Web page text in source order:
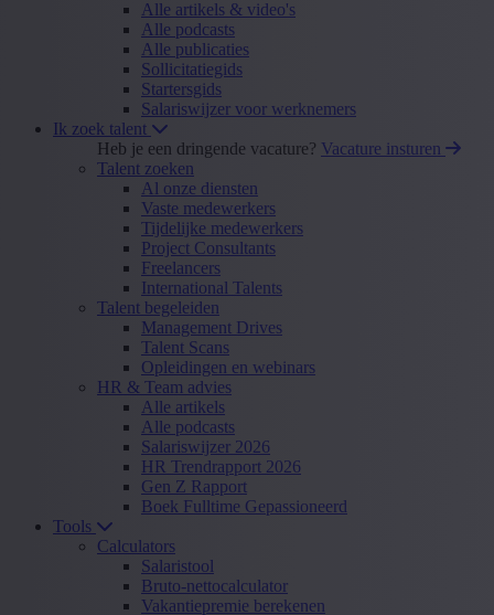
Alle artikels & video's
Alle podcasts
Alle publicaties
Sollicitatiegids
Startersgids
Salariswijzer voor werknemers
Ik zoek talent
Heb je een dringende vacature? Vacature insturen
Talent zoeken
Al onze diensten
Vaste medewerkers
Tijdelijke medewerkers
Project Consultants
Freelancers
International Talents
Talent begeleiden
Management Drives
Talent Scans
Opleidingen en webinars
HR & Team advies
Alle artikels
Alle podcasts
Salariswijzer 2026
HR Trendrapport 2026
Gen Z Rapport
Boek Fulltime Gepassioneerd
Tools
Calculators
Salaristool
Bruto-nettocalculator
Vakantiepremie berekenen